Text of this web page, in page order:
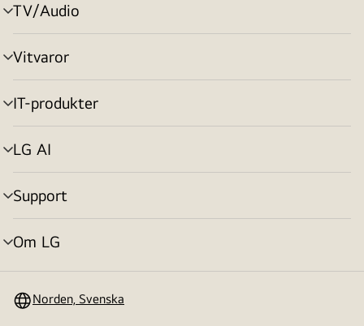
TV/Audio
menyväxling
Vitvaror
menyväxling
IT-produkter
menyväxling
LG AI
menyväxling
Support
menyväxling
Om LG
menyväxling
Norden, Svenska